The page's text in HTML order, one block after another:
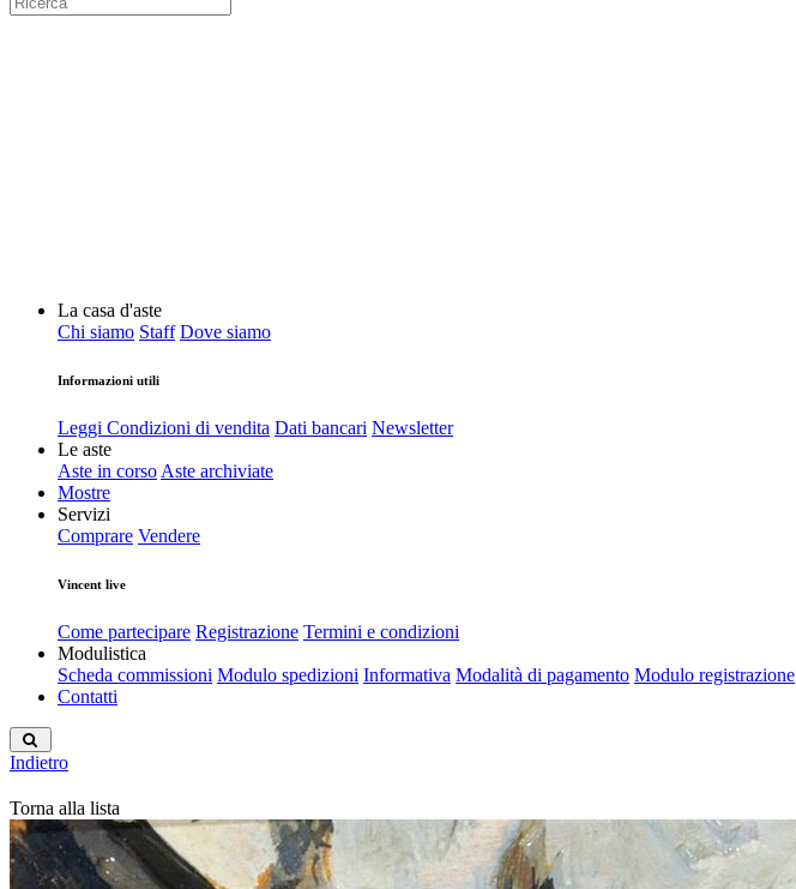
La casa d'aste
Chi siamo Staff Dove siamo
Informazioni utili
Leggi Condizioni di vendita Dati bancari Newsletter
Le aste
Aste in corso Aste archiviate
Mostre
Servizi
Comprare Vendere
Vincent live
Come partecipare Registrazione Termini e condizioni
Modulistica
Scheda commissioni Modulo spedizioni Informativa Modalità di pagamento Modulo registrazione
Contatti
Indietro
Torna alla lista